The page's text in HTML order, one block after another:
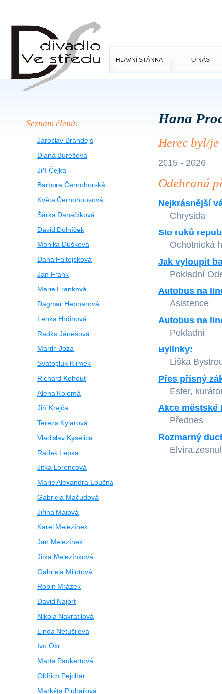
HLAVNÍ STÁNKA O NÁS
Seznam členů:
Jaroslav Brandejs
Diana Burešová
Jiří Čejka
Barbora Černohorská
Květa Černohousová
Šárka Danačíková
David Dolníček
Monika Dušková
Dana Faltejsková
Jan Frank
Marie Franková
Dagmar Hepnarová
Lenka Hrdinová
Radka Jánešová
Martin Joza
Svatopluk Klimek
Richard Kohout
Alena Kolomá
Jiří Krejča
Tereza Kylarová
Vladislav Kyselica
Radek Lepka
Jitka Lorencová
Marie Alexandra Loučná
Gabriela Mačudová
Jiřina Maiová
Karel Melezínek
Jan Melezínek
Jitka Melezínková
Gabriela Milotová
Robin Mrázek
David Najbrt
Nikola Navrátilová
Linda Netušilová
Ivo Obr
Marta Paukertová
Oldřich Pejchar
Markéta Pluhařová
Hana
Herec byl/
2015 - 2026
Odehraná
Nejkrásnější
Chrysida
Sto roků
Ochotnická
Jak vyloupit
Pokladní
Autobus na
Asistence
Autobus na
Pokladní
Bylinky:
Liška
Přes přísný
Ester,
Akce městské
Přednes
Rozmarný